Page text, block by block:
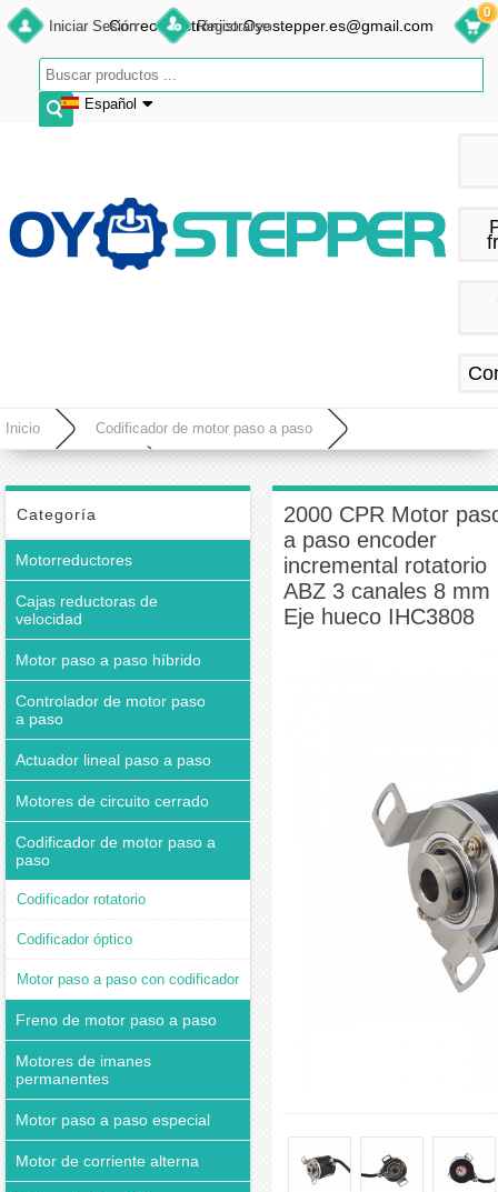
Iniciar Sesión Registrarse
Español
Français
Español
Correo electrónico:Oyostepper.es@gmail.com
0
Inicio Codificador de motor paso a paso
rotatorio ABZ 3 canales 8 mm Eje hueco IHC3808
Categoría
Motorreductores
Cajas reductoras de
velocidad
Motor paso a paso híbrido
Controlador de motor paso
a paso
Actuador lineal paso a paso
Motores de circuito cerrado
Codificador de motor paso a
paso
Codificador rotatorio
Codificador óptico
Motor paso a paso con codificador
Freno de motor paso a paso
Motores de imanes
permanentes
Motor paso a paso especial
Motor de corriente alterna
2000 CPR Motor
a paso encoder
incremental rotatorio
ABZ 3 canales 8 mm
Eje hueco IHC3808